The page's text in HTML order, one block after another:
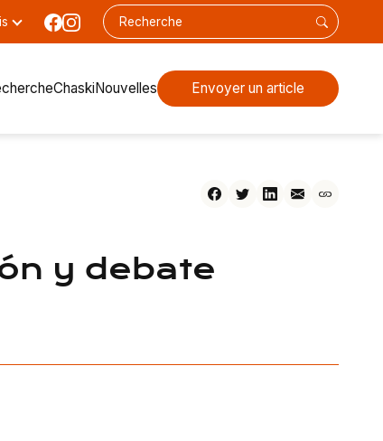
ChaskiNouvelles Envoyer un article
y debate